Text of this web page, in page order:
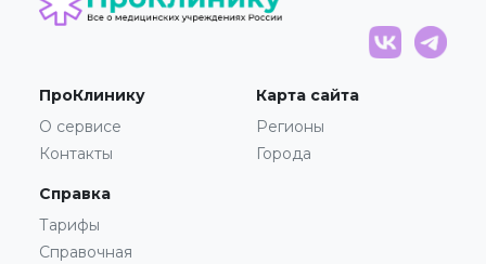
ПроКлинику
О сервисе
Контакты
Карта сайта
Регионы
Города
Справка
Тарифы
Справочная